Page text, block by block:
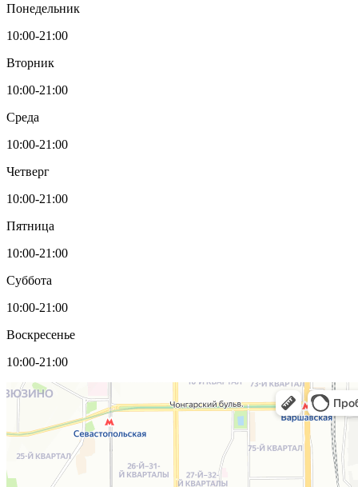
Понедельник
10:00-21:00
Вторник
10:00-21:00
Среда
10:00-21:00
Четверг
10:00-21:00
Пятница
10:00-21:00
Суббота
10:00-21:00
Воскресенье
10:00-21:00